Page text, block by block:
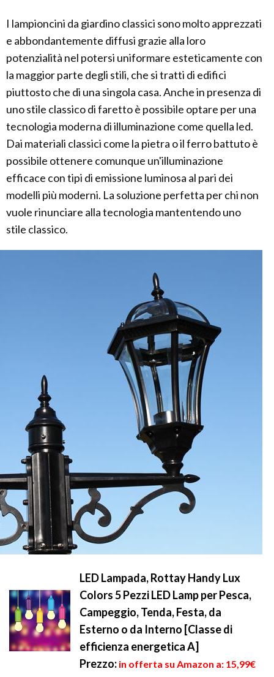
I lampioncini da giardino classici sono molto apprezzati
e abbondantemente diffusi grazie alla loro
potenzialità nel potersi uniformare esteticamente con
la maggior parte degli stili, che si tratti di edifici
piuttosto che di una singola casa. Anche in presenza di
uno stile classico di faretto è possibile optare per una
tecnologia moderna di illuminazione come quella led.
Dai materiali classici come la pietra o il ferro battuto è
possibile ottenere comunque un'illuminazione
efficace con tipi di emissione luminosa al pari dei
modelli più moderni. La soluzione perfetta per chi non
vuole rinunciare alla tecnologia mantentendo uno
stile classico.
LED Lampada, Rottay Handy Lux
Colors 5 Pezzi LED Lamp per Pesca,
Campeggio, Tenda, Festa, da
Esterno o da Interno [Classe di
efficienza energetica A]
Prezzo: in offerta su Amazon a: 15,99€